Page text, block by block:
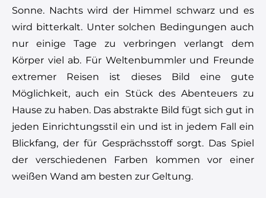
Sonne. Nachts wird der Himmel schwarz und es
wird bitterkalt. Unter solchen Bedingungen auch
nur einige Tage zu verbringen verlangt dem
Körper viel ab. Für Weltenbummler und Freunde
extremer Reisen ist dieses Bild eine gute
Möglichkeit, auch ein Stück des Abenteuers zu
Hause zu haben. Das abstrakte Bild fügt sich gut in
jeden Einrichtungsstil ein und ist in jedem Fall ein
Blickfang, der für Gesprächsstoff sorgt. Das Spiel
der verschiedenen Farben kommen vor einer
weißen Wand am besten zur Geltung.